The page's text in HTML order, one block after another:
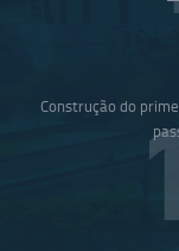
Construção do